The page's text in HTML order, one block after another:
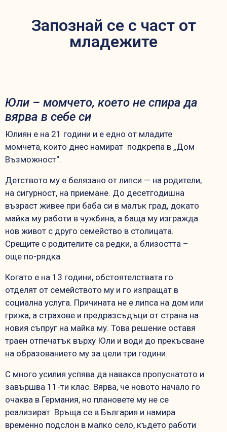
Запознай се с част от
младежите
Юли – момчето, което не спира да
вярва в себе си
Юлиян е на 21 години и е едно от младите
момчета, които днес намират подкрепа в „Дом
Възможност“.
Детството му е белязано от липси — на родители,
на сигурност, на приемане. До десетгодишна
възраст живее при баба си в малък град, докато
майка му работи в чужбина, а баща му изгражда
нов живот с друго семейство в столицата.
Срещите с родителите са редки, а близостта –
още по-рядка.
Когато е на 13 години, обстоятелствата го
отделят от семейството му и го изпращат в
социална услуга. Причината не е липса на дом или
грижа, а страхове и предразсъдъци от страна на
новия съпруг на майка му. Това решение оставя
траен отпечатък върху Юли и води до прекъсване
на образованието му за цели три години.
С много усилия успява да навакса пропуснатото и
завършва 11-ти клас. Вярва, че новото начало го
очаква в Германия, но плановете му не се
реализират. Връща се в България и намира
временно подслон в малко село, където работи